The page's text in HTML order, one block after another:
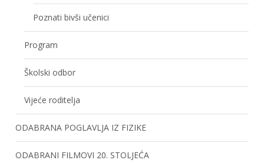
Poznati bivši učenici
Program
Školski odbor
Vijeće roditelja
ODABRANA POGLAVLJA IZ FIZIKE
ODABRANI FILMOVI 20. STOLJEĆA